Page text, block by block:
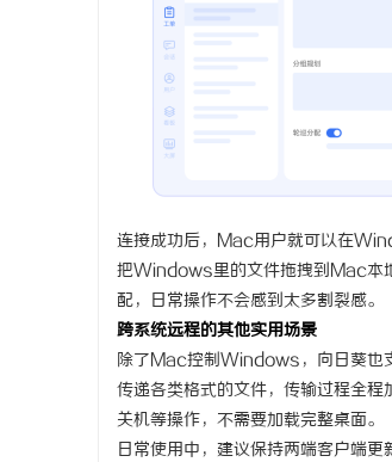
连接成功后，Mac用户就可以在
把Windows里的文件拖拽到Mac本
配，日常操作不会感到太多割裂感。
跨系统远程的其他实用场景
除了Mac控制Windows，向日葵也
传递各类格式的文件，传输过程全
关机等操作，不需要加载完整桌面。
日常使用中，建议保持两端客户端